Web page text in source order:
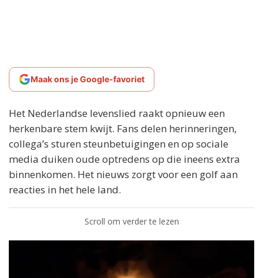
Maak ons je Google-favoriet
Het Nederlandse levenslied raakt opnieuw een
herkenbare stem kwijt. Fans delen herinneringen,
collega’s sturen steunbetuigingen en op sociale
media duiken oude optredens op die ineens extra
binnenkomen. Het nieuws zorgt voor een golf aan
reacties in het hele land.
Scroll om verder te lezen